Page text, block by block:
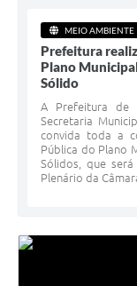
MEIO AMBIENTE
Prefeitura
Plano
Sólido
A Prefeitura de
Secretaria
convida toda a
Pública do Plano
Sólidos, que
Plenário da